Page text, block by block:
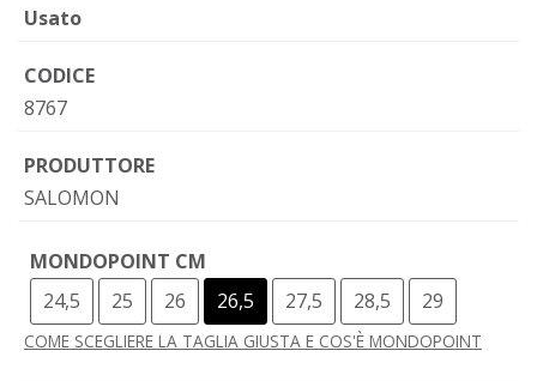
Usato
CODICE
8767
PRODUTTORE
SALOMON
MONDOPOINT CM
24,5
25 26 26,5 27,5 28,5 29
COME SCEGLIERE LA TAGLIA GIUSTA E COS'È MONDOPOINT